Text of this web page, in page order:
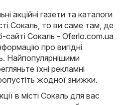
акційні газети та каталоги
Сокаль, то ви саме там, де
сайті Сокаль - Oferlo.com.ua
про вигідні
Найпопулярнішими
їхні рекламні
жодної знижки.
в місті Сокаль для вас